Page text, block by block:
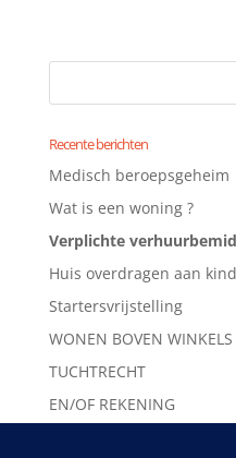
Recente berichten
Medisch beroepsgeheim
Wat is een woning ?
Verplichte
Huis overdragen aan kind
Startersvrijstelling
WONEN BOVEN WINKELS
TUCHTRECHT
EN/OF REKENING